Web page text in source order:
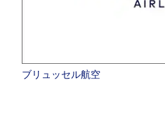
ブリュッセル航空